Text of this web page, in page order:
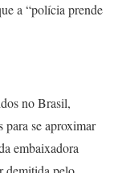
a “polícia prende
no Brasil,
para se aproximar
embaixadora